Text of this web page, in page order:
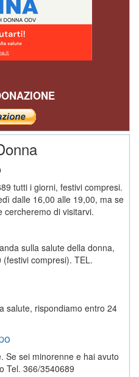
tutti i giorni, festivi compresi.
dalle 16,00 alle 19,00, ma se
cercheremo di visitarvi.
sulla salute della donna,
compresi). TEL.
salute, rispondiamo entro 24
Se sei minorenne e hai avuto
Tel. 366/3540689